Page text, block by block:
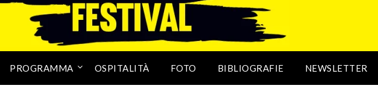
PROGRAMMA OSPITALITÀ FOTO BIBLIOGRAFIE NEWSLETTER